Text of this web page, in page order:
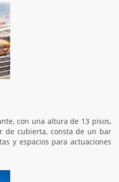
con una altura de 13 pisos,
de cubierta, consta de un bar
y espacios para actuaciones